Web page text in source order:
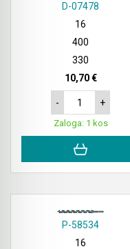
D-07478
16
400
330
10,70 €
- +
Zaloga: 1 kos
P-58534
16